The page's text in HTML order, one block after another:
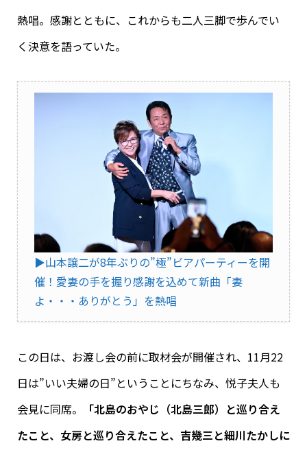
熱唱。感謝とともに、これからも二人三脚で歩んでい
く決意を語っていた。
▶︎山本譲二が8年ぶりの”極”ビアパーティーを開
催！愛妻の手を握り感謝を込めて新曲「妻
よ・・・ありがとう」を熱唱
この日は、お渡し会の前に取材会が開催され、11月22
日は”いい夫婦の日”ということにちなみ、悦子夫人も
会見に同席。
「北島のおやじ（北島三郎）と巡り合え
たこと、女房と巡り合えたこと、吉幾三と細川たかしに